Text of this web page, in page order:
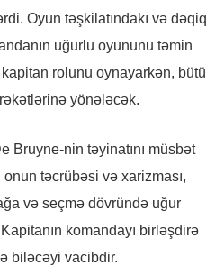
Oyun təşkilatındakı və dəqiq
uğurlu oyununu təmin
rolunu oynayarkən,
yönələcək.
Bruyne-nin təyinatını müsbət
təcrübəsi və xarizması,
və seçmə dövründə uğur
komandayı birləşdirə
biləcəyi vacibdir.